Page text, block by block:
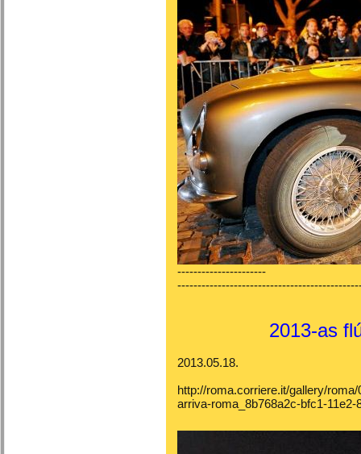
----------------------
2013-as
2013.05.18.
http://roma.corriere.it/gallery/
arriva-roma_8b768a2c-bfc1-